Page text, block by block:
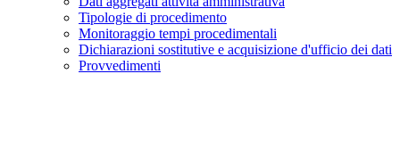
Tipologie di procedimento
Monitoraggio tempi procedimentali
Dichiarazioni sostitutive e acquisizione d'ufficio dei dati
Provvedimenti